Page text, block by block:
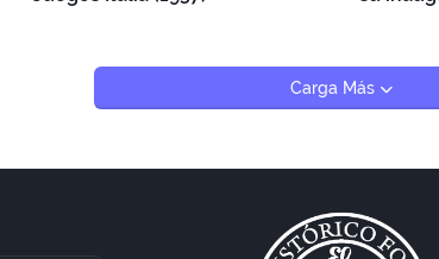
Carga Más